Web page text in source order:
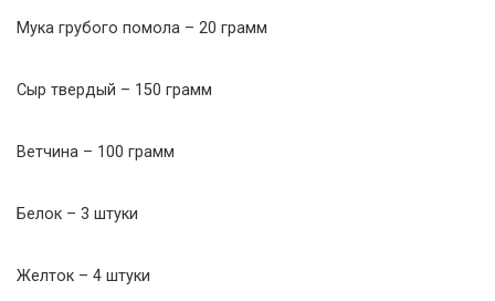
Мука грубого помола – 20 грамм
Сыр твердый – 150 грамм
Ветчина – 100 грамм
Белок – 3 штуки
Желток – 4 штуки